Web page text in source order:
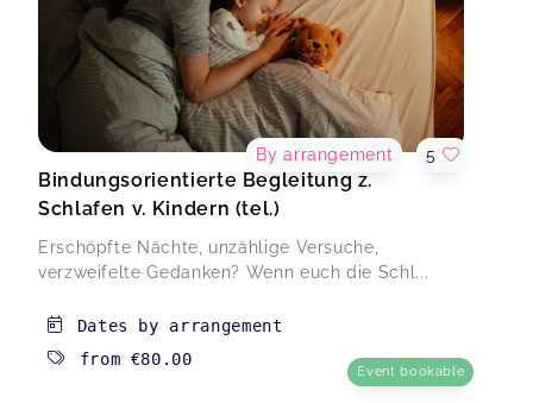
Bindungsorientierte Begleitung z.
Schlafen v. Kindern (tel.)
Erschöpfte Nächte, unzählige Versuche,
verzweifelte Gedanken? Wenn euch die Schl...
By arrangement 5
Dates by arrangement
from €80.00
Event bookable